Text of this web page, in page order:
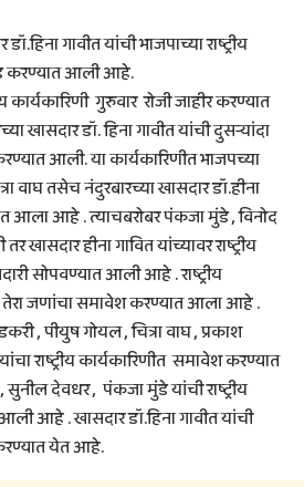
गावीत यांची भाजपाच्या राष्ट्रीय
करण्यात आली आहे.
कार्यकारिणी गुरुवार रोजी जाहीर करण्यात
खासदार डॉ. हिना गावीत यांची दुसऱ्यांदा
आली. या कार्यकारिणीत भाजपच्या
वाघ तसेच नंदुरबारच्या खासदार डॉ.हीना
आला आहे . त्याचबरोबर पंकजा मुंडे , विनोद
खासदार हीना गावित यांच्यावर राष्ट्रीय
सोपवण्यात आली आहे . राष्ट्रीय
तेरा जणांचा समावेश करण्यात आला आहे .
, पीयुष गोयल , चित्रा वाघ , प्रकाश
राष्ट्रीय कार्यकारिणीत समावेश करण्यात
देवधर , पंकजा मुंडे यांची राष्ट्रीय
आहे . खासदार डॉ.हिना गावीत यांची
येत आहे.